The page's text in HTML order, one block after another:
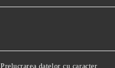
Prelucrarea datelor cu caracter